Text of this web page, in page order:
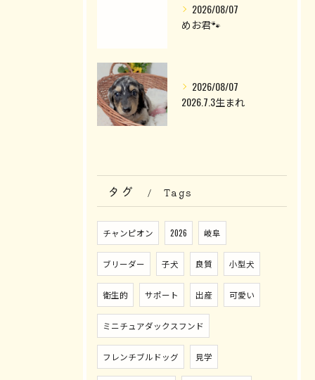
2026/08/07
めお君🐾
2026/08/07
2026.7.3生まれ
タグ Tags
チャンピオン 2026 岐阜
ブリーダー 子犬 良質 小型犬
衛生的 サポート 出産 可愛い
ミニチュアダックスフンド
フレンチブルドッグ 見学